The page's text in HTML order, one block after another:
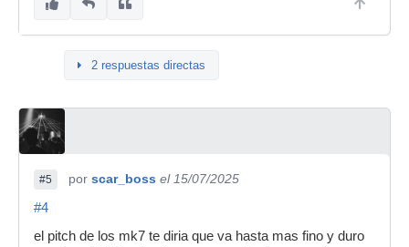
2 respuestas directas
#5 por scar_boss el 15/07/2025
#4
el pitch de los mk7 te diria que va hasta mas fino y duro